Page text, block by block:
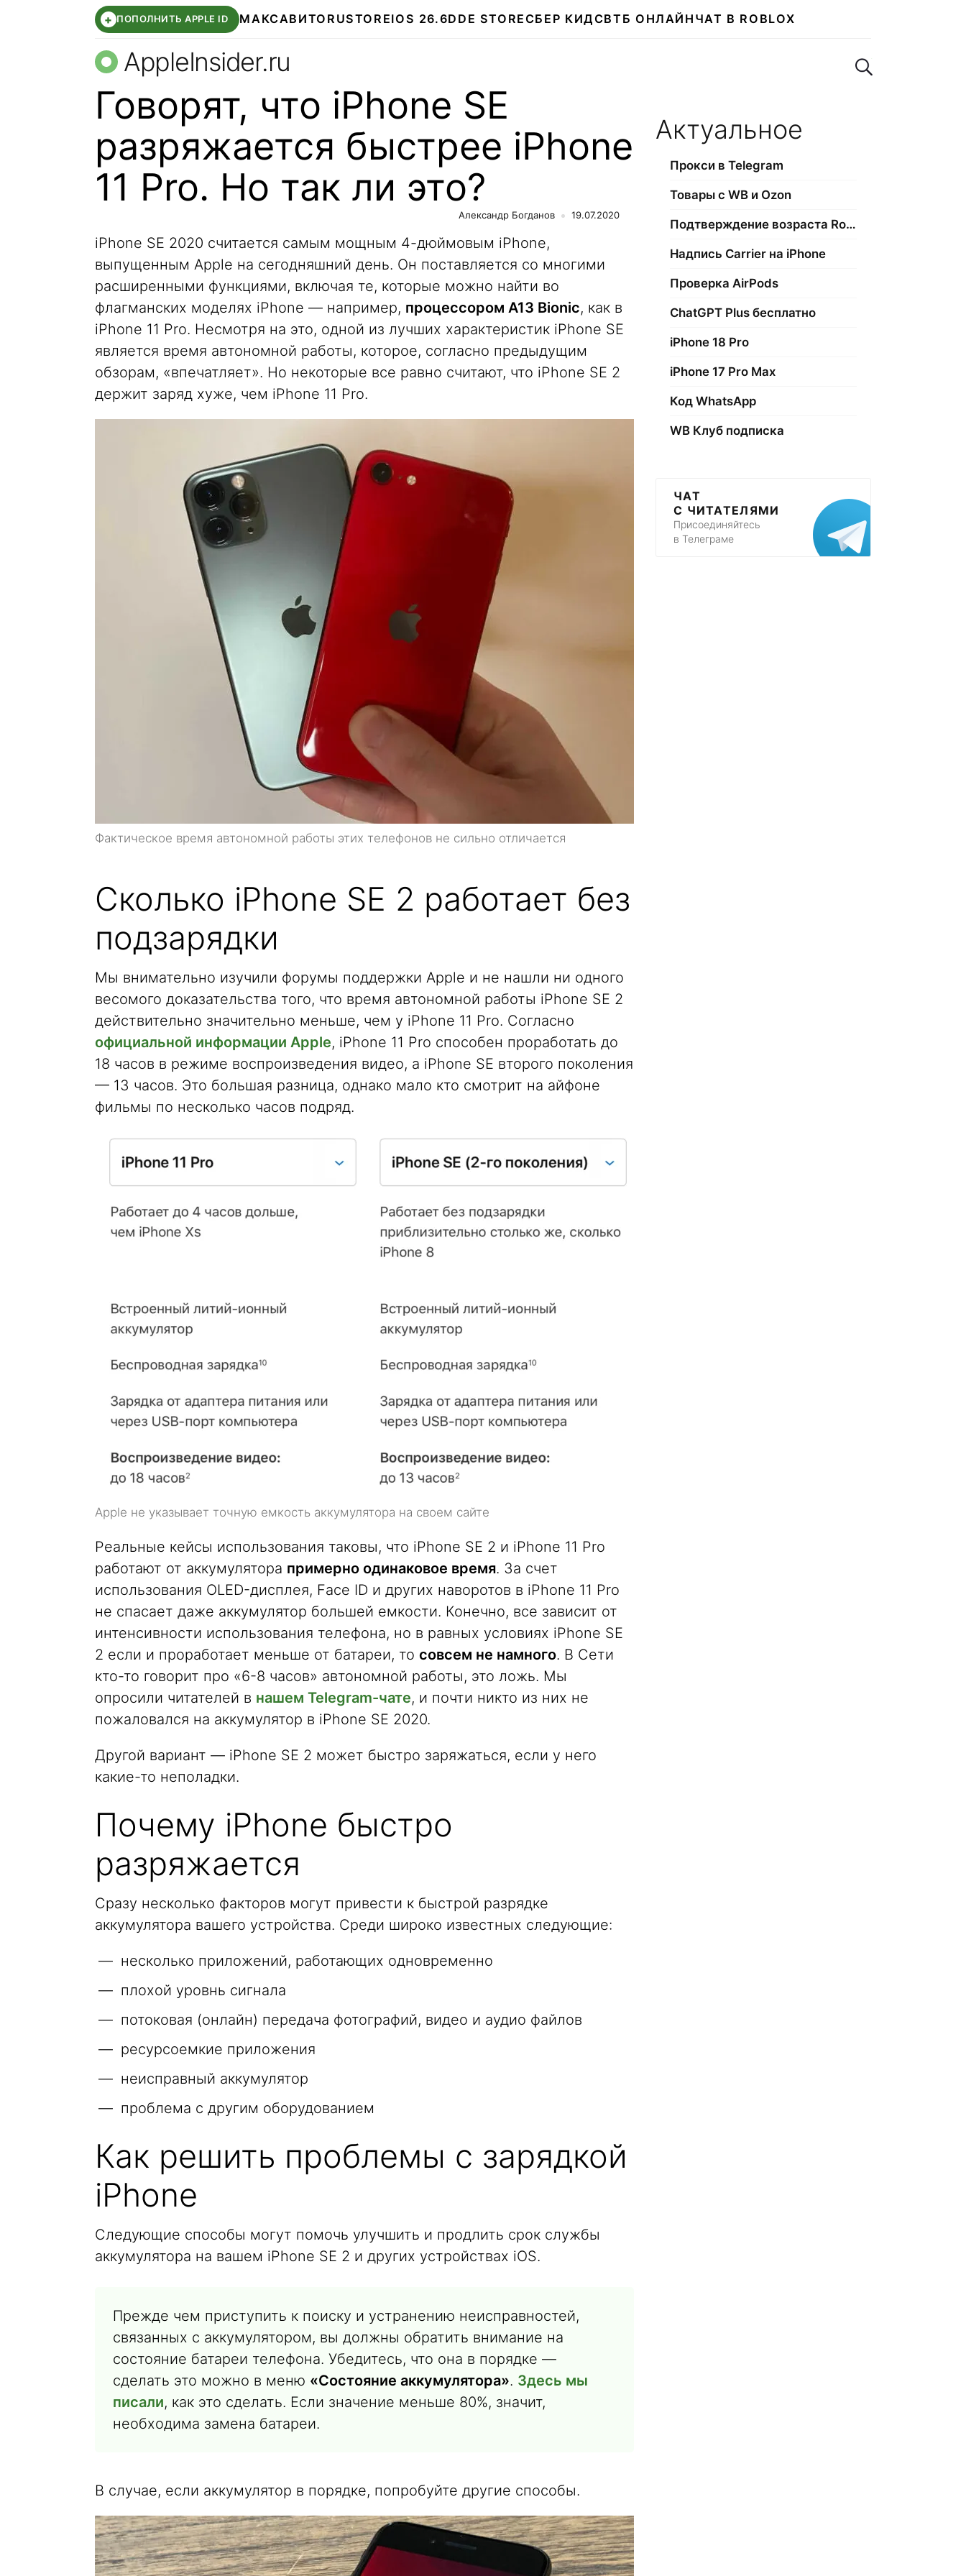
+ ПОПОЛНИТЬ APPLE ID МАКСАВИТО RUSTOREIOS 26.6DDE STORE СБЕР КИДСВТБ ОНЛАЙН ЧАТ В ROBLOX
AppleInsider.ru Поиск по сайту
Говорят, что iPhone SE
разряжается быстрее iPhone
11 Pro. Но так ли это?
Александр Богданов 19.07.2020
iPhone SE 2020 считается самым мощным 4-дюймовым iPhone,
выпущенным Apple на сегодняшний день. Он поставляется со многими
расширенными функциями, включая те, которые можно найти во
флагманских моделях iPhone — например, процессором A13 Bionic, как в
iPhone 11 Pro. Несмотря на это, одной из лучших характеристик iPhone SE
является время автономной работы, которое, согласно предыдущим
обзорам, «впечатляет». Но некоторые все равно считают, что iPhone SE 2
держит заряд хуже, чем iPhone 11 Pro.
Фактическое время автономной работы этих телефонов не сильно отличается
Сколько iPhone SE 2 работает без
подзарядки
Мы внимательно изучили форумы поддержки Apple и не нашли ни одного
весомого доказательства того, что время автономной работы iPhone SE 2
действительно значительно меньше, чем у iPhone 11 Pro. Согласно
официальной информации Apple, iPhone 11 Pro способен проработать до
18 часов в режиме воспроизведения видео, а iPhone SE второго поколения
— 13 часов. Это большая разница, однако мало кто смотрит на айфоне
фильмы по несколько часов подряд.
Apple не указывает точную емкость аккумулятора на своем сайте
Реальные кейсы использования таковы, что iPhone SE 2 и iPhone 11 Pro
работают от аккумулятора примерно одинаковое время. За счет
использования OLED-дисплея, Face ID и других наворотов в iPhone 11 Pro
не спасает даже аккумулятор большей емкости. Конечно, все зависит от
интенсивности использования телефона, но в равных условиях iPhone SE
2 если и проработает меньше от батареи, то совсем не намного. В Сети
кто-то говорит про «6-8 часов» автономной работы, это ложь. Мы
опросили читателей в нашем Telegram-чате, и почти никто из них не
пожаловался на аккумулятор в iPhone SE 2020.
Другой вариант — iPhone SE 2 может быстро заряжаться, если у него
какие-то неполадки.
Почему iPhone быстро
разряжается
Сразу несколько факторов могут привести к быстрой разрядке
аккумулятора вашего устройства. Среди широко известных следующие:
несколько приложений, работающих одновременно
плохой уровнь сигнала
потоковая (онлайн) передача фотографий, видео и аудио файлов
ресурсоемкие приложения
неисправный аккумулятор
проблема с другим оборудованием
Как решить проблемы с зарядкой
iPhone
Следующие способы могут помочь улучшить и продлить срок службы
аккумулятора на вашем iPhone SE 2 и других устройствах iOS.
Прежде чем приступить к поиску и устранению неисправностей,
связанных с аккумулятором, вы должны обратить внимание на
состояние батареи телефона. Убедитесь, что она в порядке —
сделать это можно в меню «Состояние аккумулятора». Здесь мы
писали, как это сделать. Если значение меньше 80%, значит,
необходима замена батареи.
В случае, если аккумулятор в порядке, попробуйте другие способы.
Актуальное
Прокси в Telegram
Товары с WB и Ozon
Подтверждение возраста Roblox
Надпись Carrier на iPhone
Проверка AirPods
ChatGPT Plus бесплатно
iPhone 18 Pro
iPhone 17 Pro Max
Код WhatsApp
WB Клуб подписка
ЧАТ
С ЧИТАТЕЛЯМИ
Присоединяйтесь
в Телеграме